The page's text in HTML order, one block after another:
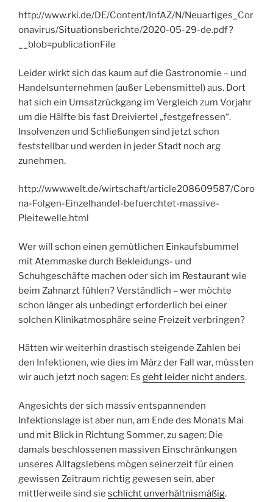
http://www.rki.de/DE/Content/InfAZ/N/Neuartiges_Cor
onavirus/Situationsberichte/2020-05-29-de.pdf?
__blob=publicationFile
Leider wirkt sich das kaum auf die Gastronomie – und
Handelsunternehmen (außer Lebensmittel) aus. Dort
hat sich ein Umsatzrückgang im Vergleich zum Vorjahr
um die Hälfte bis fast Dreiviertel „festgefressen“.
Insolvenzen und Schließungen sind jetzt schon
feststellbar und werden in jeder Stadt noch arg
zunehmen.
http://www.welt.de/wirtschaft/article208609587/Coro
na-Folgen-Einzelhandel-befuerchtet-massive-
Pleitewelle.html
Wer will schon einen gemütlichen Einkaufsbummel
mit Atemmaske durch Bekleidungs- und
Schuhgeschäfte machen oder sich im Restaurant wie
beim Zahnarzt fühlen? Verständlich – wer möchte
schon länger als unbedingt erforderlich bei einer
solchen Klinikatmosphäre seine Freizeit verbringen?
Hätten wir weiterhin drastisch steigende Zahlen bei
den Infektionen, wie dies im März der Fall war, müssten
wir auch jetzt noch sagen: Es geht leider nicht anders.
Angesichts der sich massiv entspannenden
Infektionslage ist aber nun, am Ende des Monats Mai
und mit Blick in Richtung Sommer, zu sagen: Die
damals beschlossenen massiven Einschränkungen
unseres Alltagslebens mögen seinerzeit für einen
gewissen Zeitraum richtig gewesen sein, aber
mittlerweile sind sie schlicht unverhältnismäßig.